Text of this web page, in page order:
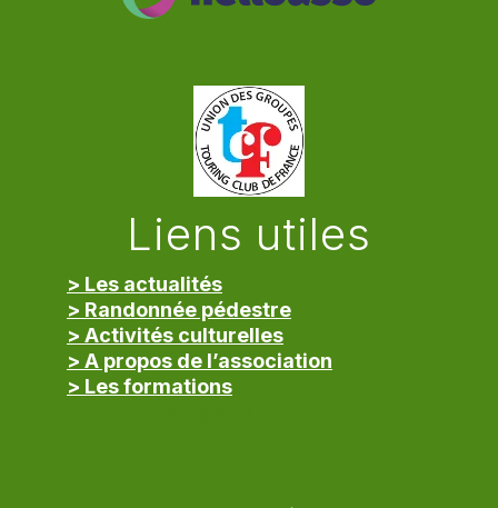
Liens utiles
> Les actualités
> Randonnée pédestre
> Activités culturelles
> A propos de l’association
> Les formations